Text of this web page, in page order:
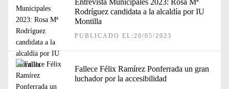
Entrevista Municipales 2023: Rosa Mª
Rodríguez candidata a la alcaldía por IU
Montilla
PUBLICADO EL:20/05/2023
Fallece Félix Ramírez Ponferrada un gran
luchador por la accesibilidad